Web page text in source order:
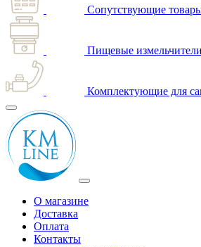
Сопутствующие
Пищевые измельчители
Комплектующие для
О магазине
Доставка
Оплата
Контакты